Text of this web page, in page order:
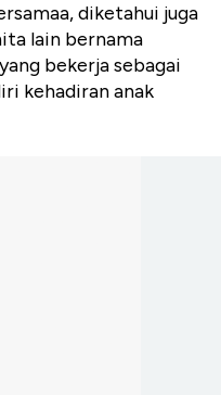
diketahui juga
lain bernama
bekerja sebagai
kehadiran anak